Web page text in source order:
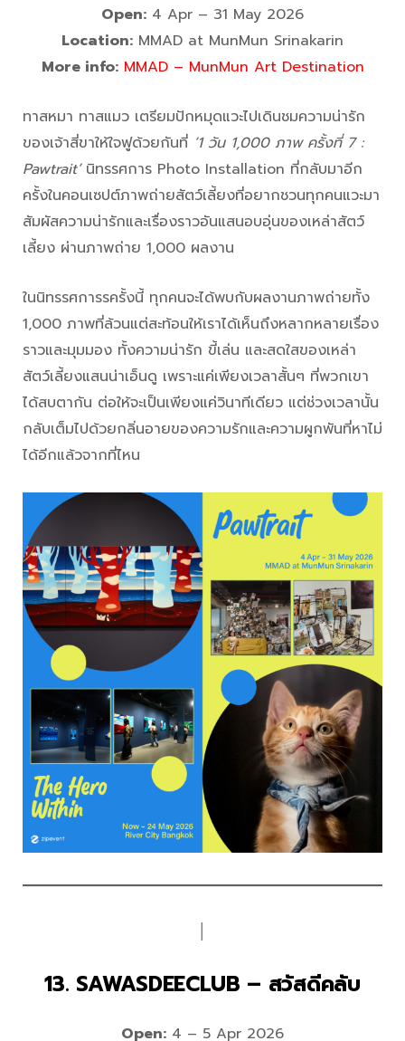
Open: 4 Apr – 31 May 2026
Location: MMAD at MunMun Srinakarin
More info: MMAD – MunMun Art Destination
ทาสหมา ทาสแมว เตรียมปักหมุดแวะไปเดินชมความน่ารัก
ของเจ้าสี่ขาให้ใจฟูด้วยกันที่ ‘1 วัน 1,000 ภาพ ครั้งที่ 7 :
Pawtrait’ นิทรรศการ Photo Installation ที่กลับมาอีก
ครั้งในคอนเซปต์ภาพถ่ายสัตว์เลี้ยงที่อยากชวนทุกคนแวะมา
สัมผัสความน่ารักและเรื่องราวอันแสนอบอุ่นของเหล่าสัตว์
เลี้ยง ผ่านภาพถ่าย 1,000 ผลงาน
ในนิทรรศการรครั้งนี้ ทุกคนจะได้พบกับผลงานภาพถ่ายทั้ง
1,000 ภาพที่ล้วนแต่สะท้อนให้เราได้เห็นถึงหลากหลายเรื่อง
ราวและมุมมอง ทั้งความน่ารัก ขี้เล่น และสดใสของเหล่า
สัตว์เลี้ยงแสนน่าเอ็นดู เพราะแค่เพียงเวลาสั้นๆ ที่พวกเขา
ได้สบตากัน ต่อให้จะเป็นเพียงแค่วินาทีเดียว แต่ช่วงเวลานั้น
กลับเต็มไปด้วยกลิ่นอายของความรักและความผูกพันที่หาไม่
ได้อีกแล้วจากที่ไหน
13. SAWASDEECLUB – สวัสดีคลับ
Open: 4 – 5 Apr 2026